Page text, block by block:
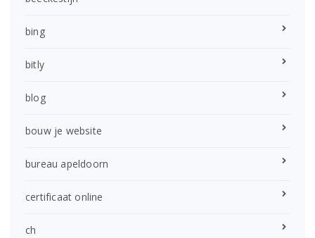
bing
bitly
blog
bouw je website
bureau apeldoorn
certificaat online
ch